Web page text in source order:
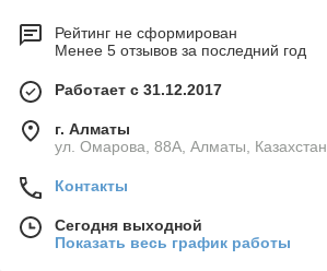
Рейтинг не сформирован
Менее 5 отзывов за последний год
Работает с 31.12.2017
г. Алматы
ул. Омарова, 88А, Алматы, Казахстан
Контакты
Сегодня выходной
Показать весь график работы